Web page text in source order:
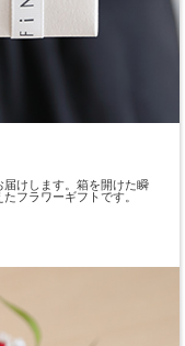
けします。箱を開けた瞬
フラワーギフトです。